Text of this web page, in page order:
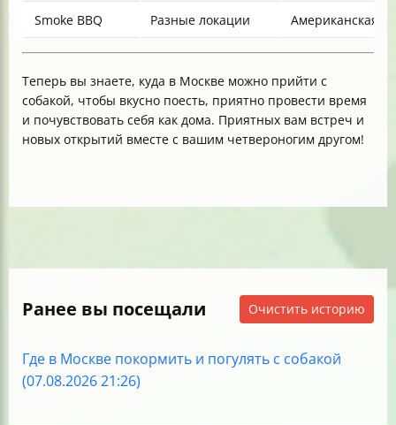
Smoke BBQ Разные локации Американская,
Теперь вы знаете, куда в Москве можно прийти с
собакой, чтобы вкусно поесть, приятно провести время
и почувствовать себя как дома. Приятных вам встреч и
новых открытий вместе с вашим четвероногим другом!
Ранее вы посещали Очистить историю
Где в Москве покормить и погулять с собакой
(07.08.2026 21:26)